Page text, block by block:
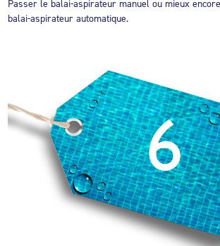
Passer le balai-aspirateur manuel ou mieux
balai-aspirateur automatique.